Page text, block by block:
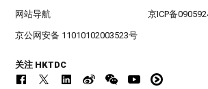
网站导航 京ICP备
京公网安备 11010102003523号
关注 HKTDC